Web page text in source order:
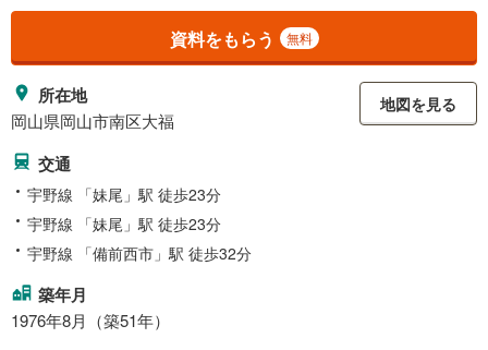
資料をもらう 無料
所在地
岡山県岡山市南区大福
地図を見る
交通
宇野線 「妹尾」駅 徒歩23分
宇野線 「妹尾」駅 徒歩23分
宇野線 「備前西市」駅 徒歩32分
築年月
1976年8月（築51年）